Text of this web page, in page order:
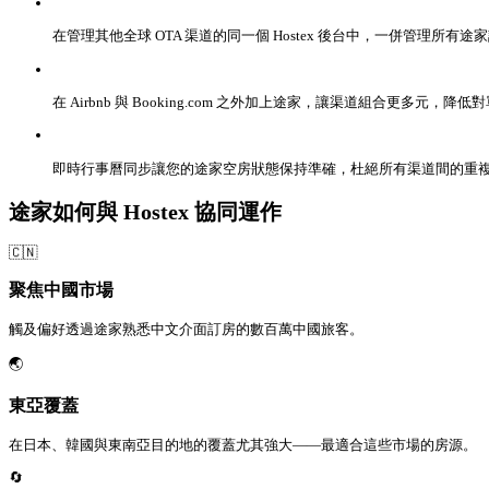
在管理其他全球 OTA 渠道的同一個 Hostex 後台中，一併管理所有途家
在 Airbnb 與 Booking.com 之外加上途家，讓渠道組合更多元，降低對
即時行事曆同步讓您的途家空房狀態保持準確，杜絕所有渠道間的重複
途家如何與 Hostex 協同運作
🇨🇳
聚焦中國市場
觸及偏好透過途家熟悉中文介面訂房的數百萬中國旅客。
🌏
東亞覆蓋
在日本、韓國與東南亞目的地的覆蓋尤其強大——最適合這些市場的房源。
🔄